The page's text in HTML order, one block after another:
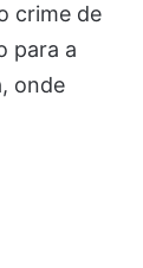
crime de
para a
onde